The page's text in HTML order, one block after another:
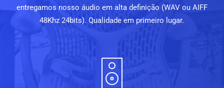
entregamos nosso áudio em alta definição (WAV ou AIFF
48Khz 24bits). Qualidade em primeiro lugar.